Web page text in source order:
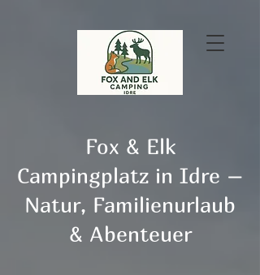
Fox & Elk
Campingplatz in Idre –
Natur, Familienurlaub
& Abenteuer